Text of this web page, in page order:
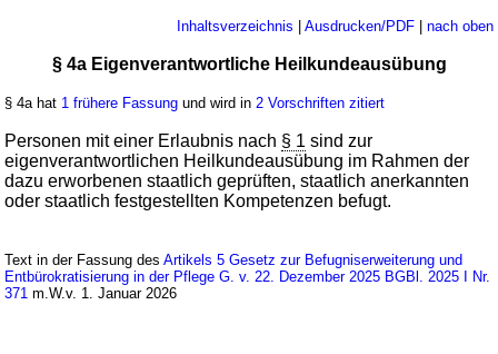
Inhaltsverzeichnis Ausdrucken/PDF| nach oben
§ 4a Eigenverantwortliche Heilkundeausübung
§ 4a hat 1 frühere Fassung und wird in2 Vorschriften zitiert
Personen mit einer Erlaubnis nach § 1 sind zur
eigenverantwortlichen Heilkundeausübung im Rahmen der
dazu erworbenen staatlich geprüften, staatlich anerkannten
oder staatlich festgestellten Kompetenzen befugt.
Text in der Fassung desArtikels 5 Gesetz zur Befugniserweiterung und
Entbürokratisierung in der Pflege G. v. 22. Dezember 2025 BGBl. 2025 I Nr.
371 m.W.v. 1. Januar 2026